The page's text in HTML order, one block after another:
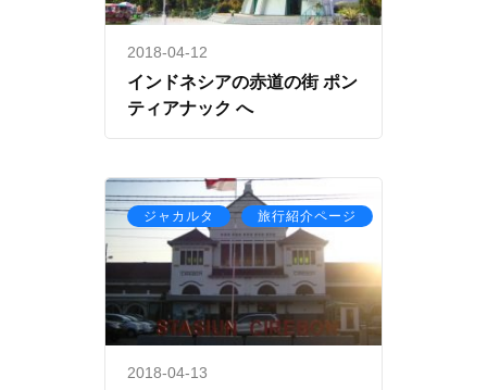
2018-04-12
インドネシアの赤道の街 ポン
ティアナック へ
ジャカルタ , 旅行紹介ページ
2018-04-13